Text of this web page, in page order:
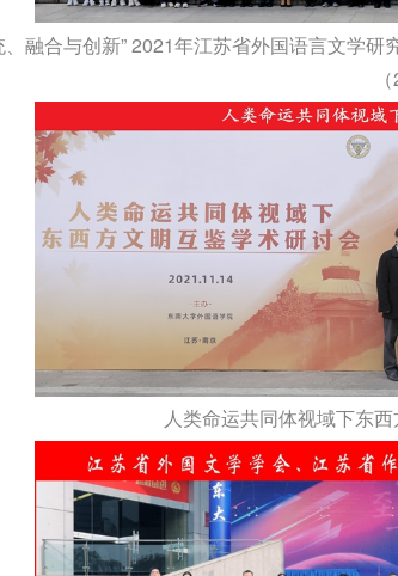
、融合与创新” 2021年江苏省外国语言文学
人类命运共同体视域下东